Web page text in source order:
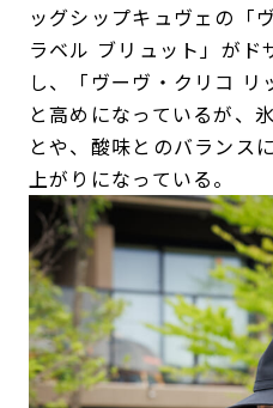
ッグシップキュヴェの「
ラベル ブリュット」がド
し、「ヴーヴ・クリコ
と高めになっているが、
とや、酸味とのバランス
上がりになっている。